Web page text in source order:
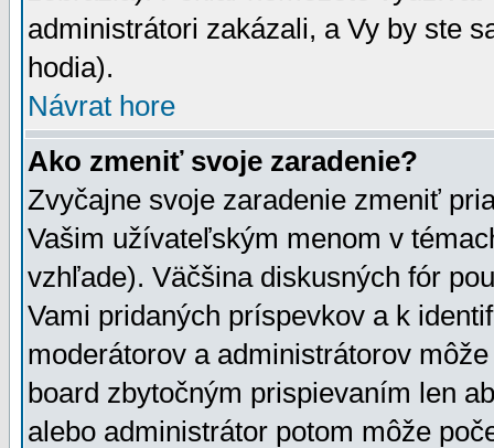
administrátori zakázali, a Vy by ste
hodia).
Návrat hore
Ako zmeniť svoje zaradenie?
Zvyčajne svoje zaradenie zmeniť
Vašim užívateľským menom v
vzhľade). Väčšina diskusných fór
Vami pridaných príspevkov a k
moderátorov a administrátorov
board zbytočným prispievaním len
alebo administrátor potom môže